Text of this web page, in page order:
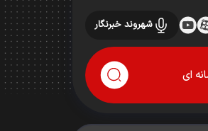
شهروند خبرنگار
ای